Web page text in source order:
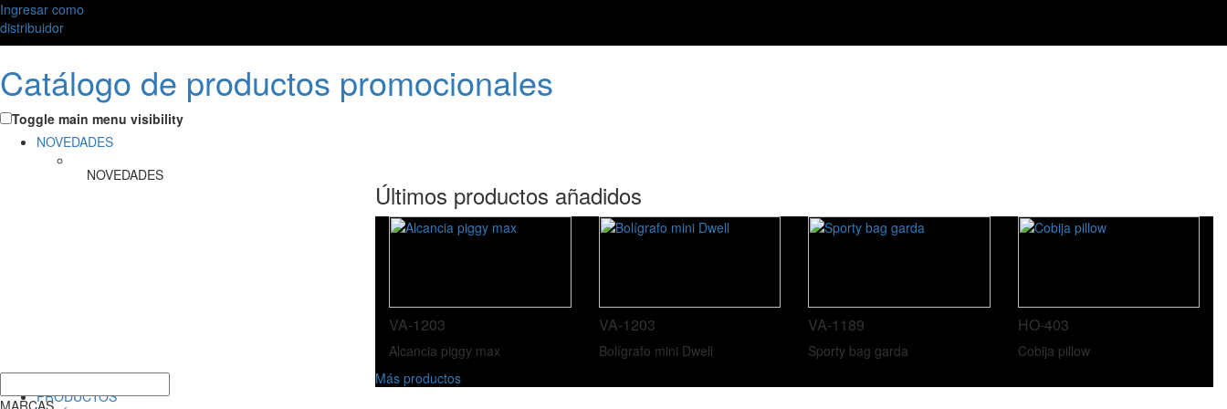
Ingresar como
distribuidor
Catálogo de productos promocionales
Toggle main menu visibility
NOVEDADES
NOVEDADES
Últimos productos añadidos
VA-1203
Alcancia piggy max
VA-1203
Bolígrafo mini Dwell
VA-1189
Sporty bag garda
HO-403
Cobija pillow
Más productos
PRODUCTOS
MARCAS